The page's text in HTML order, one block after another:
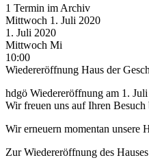
1 Termin im Archiv
Mittwoch 1. Juli 2020
1. Juli 2020
Mittwoch Mi
10:00
Wiedereröffnung Haus der
hdgö Wiedereröffnung am 1.
Wir freuen uns auf Ihren
Wir erneuern momentan unsere
Zur Wiedereröffnung des